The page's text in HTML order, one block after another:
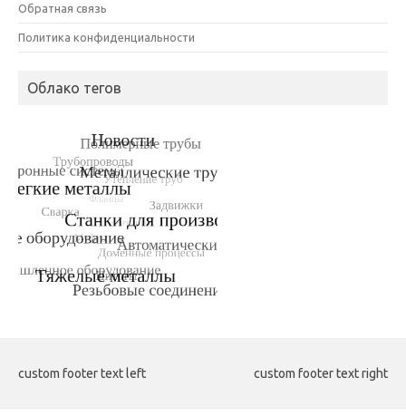
Обратная связь
Политика конфиденциальности
Облако тегов
custom footer text left custom footer text right